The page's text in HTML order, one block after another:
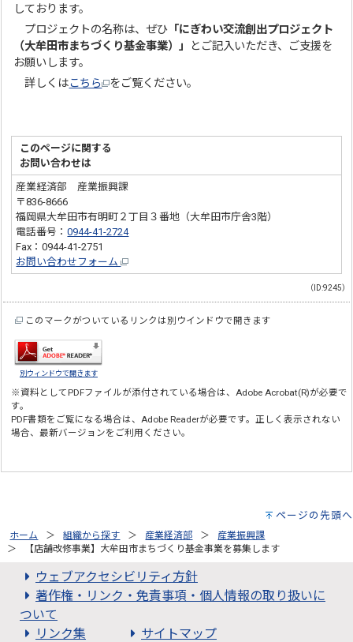
しております。
プロジェクトの名称は、ぜひ 「にぎわい交流創出プロジェクト
（大牟田市まちづくり基金事業）」
とご記入いただき、ご支援を
お願いします。
詳しくはこちら をご覧ください。
このページに関する
お問い合わせは
産業経済部 産業振興課
〒836-8666
福岡県大牟田市有明町２丁目３番地（大牟田市庁舎3階）
電話番号：0944-41-2724
Fax：0944-41-2751
お問い合わせフォーム
（ID:9245）
このマークがついているリンクは別ウインドウで開きます
別ウィンドウで開きます
※資料としてPDFファイルが添付されている場合は、Adobe Acrobat(R)が必要で
す。
PDF書類をご覧になる場合は、Adobe Readerが必要です。正しく表示されない
場合、最新バージョンをご利用ください。
ページの先頭へ
ホーム 組織から探す 産業経済部
産業振興課
【店舗改修事業】大牟田市まちづくり基金事業を募集します
ウェブアクセシビリティ方針
著作権・リンク・免責事項・個人情報の取り扱いに
ついて
リンク集
サイトマップ